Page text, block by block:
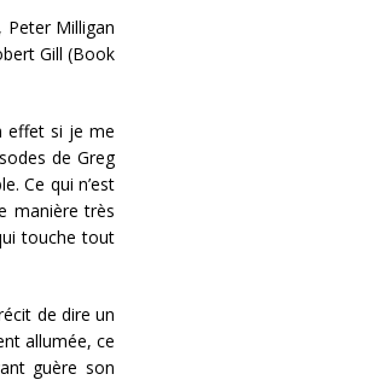
Peter Milligan
Gill (Book
effet si je me
de Greg
Ce qui n’est
manière très
touche tout
de dire un
allumée, ce
guère son